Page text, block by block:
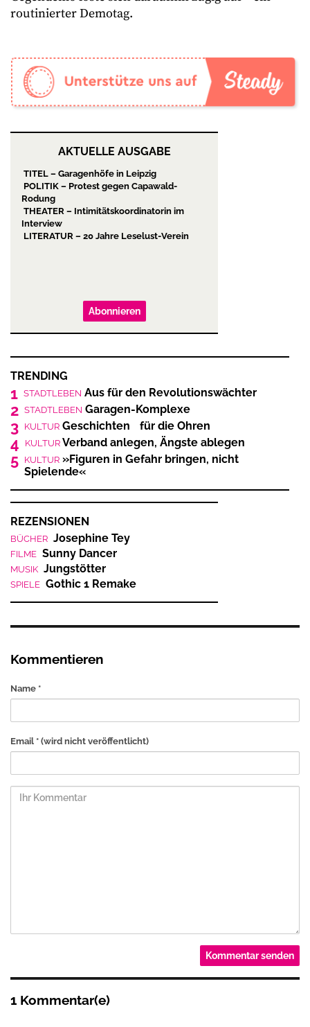
routinierter Demotag.
AKTUELLE AUSGABE
TITEL – Garagenhöfe in Leipzig
POLITIK – Protest gegen Capawald-
Rodung
THEATER – Intimitätskoordinatorin im
Interview
LITERATUR – 20 Jahre Leselust-Verein
Abonnieren
TRENDING
1 STADTLEBEN Aus für den Revolutionswächter
2 STADTLEBEN Garagen-Komplexe
3 KULTUR Geschichten für die Ohren
4 KULTUR Verband anlegen, Ängste ablegen
5 KULTUR »Figuren in Gefahr bringen, nicht
Spielende«
REZENSIONEN
BÜCHER Josephine Tey
FILME Sunny Dancer
MUSIK Jungstötter
SPIELE Gothic 1 Remake
Kommentieren
Name *
Email * (wird nicht veröffentlicht)
1 Kommentar(e)